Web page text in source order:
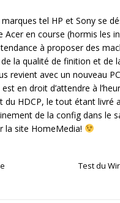
tel HP et Sony se
en course (hormis les
à proposer des
la qualité de finition et de
revient avec un nouveau
en droit d’attendre à
HDCP, le tout étant livré
de la config dans le
la site HomeMedia!
Test du